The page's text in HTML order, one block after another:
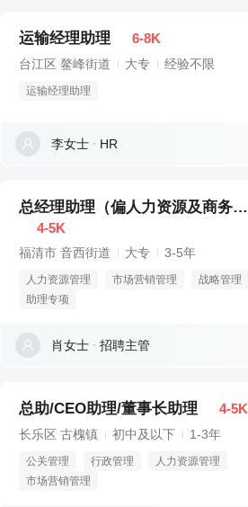
运输经理助理 6-8K
台江区 鳌峰街道 大专 经验不限
运输经理助理
李女士 HR
总经理助理（偏人力资源及商务方向）
4-5K
福清市 音西街道 大专 3-5年
人力资源管理 市场营销管理
战略管理
助理专项
肖女士 招聘主管
总助/CEO助理/董事长助理 4-5K
长乐区 古槐镇 初中及以下 1-3年
公关管理 行政管理
人力资源管理
市场营销管理